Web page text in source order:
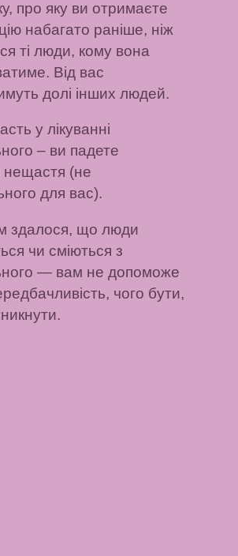
про яку ви отримаєте
набагато раніше, ніж
ті люди, кому вона
Від вас
долі інших людей.
у лікуванні
– ви падете
(не
для вас).
здалося, що люди
чи сміються з
— вам не допоможе
чого бути,